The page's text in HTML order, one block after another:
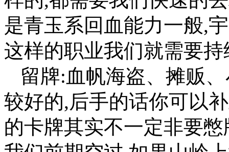
是青玉系回血能力一般,
这样的职业我们就需要
留牌:血帆海盗、摊贩
较好的,后手的话你可以
的卡牌其实不一定非要